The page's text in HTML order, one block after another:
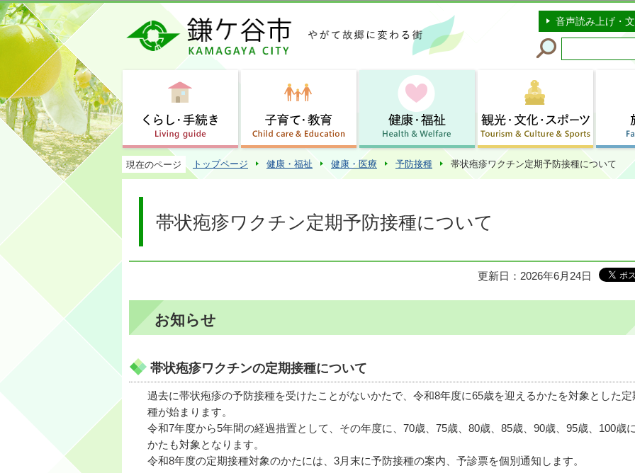
このページの本文へ移動
音声読み上げ・
現在のページ トップページ 健康・福祉 健康・医療 予防接種 帯状疱疹ワクチン定期予防接種について
帯状疱疹ワクチン定期予防接種について
更新日：2026年6月24日
お知らせ
帯状疱疹ワクチンの定期接種について
過去に帯状疱疹の予防接種を受けたことがないかたで、令和8年度に65歳を迎えるかたを対象とした定
種が始まります。
令和7年度から5年間の経過措置として、その年度に、70歳、75歳、80歳、85歳、90歳、95歳、100歳
かたも対象となります。
令和8年度の定期接種対象のかたには、3月末に予防接種の案内、予診票を個別通知します。